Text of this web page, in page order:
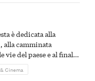
è dedicata alla
alla camminata
vie del paese e al finale
Cinema